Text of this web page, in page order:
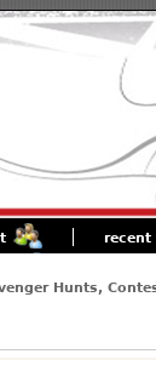
recent
Hunts,